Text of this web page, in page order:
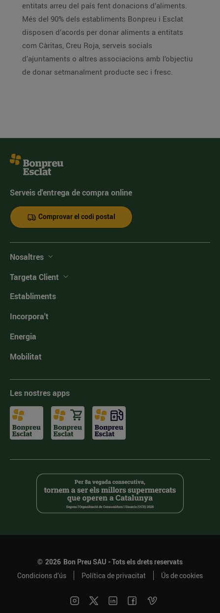
entitats arreu del país fent donacions d’aliments.
Més del 90% dels establiments Bonpreu i Esclat
disposen d’acords per donar aliments a entitats
com Càritas, Creu Roja, serveis socials
d’ajuntaments o altres associacions amb l’objectiu
de donar setmanalment producte sec i fresc.
Serveis d'entrega de compra online
Comprovar el codi postal
Nosaltres
Targeta Client
Establiments
Incorpora't
Energia
Mobilitat
Les nostres apps
© 2026 Bon Preu SAU - Tots els drets reservats
Condicions d’ús
Política de privacitat Ús de cookies